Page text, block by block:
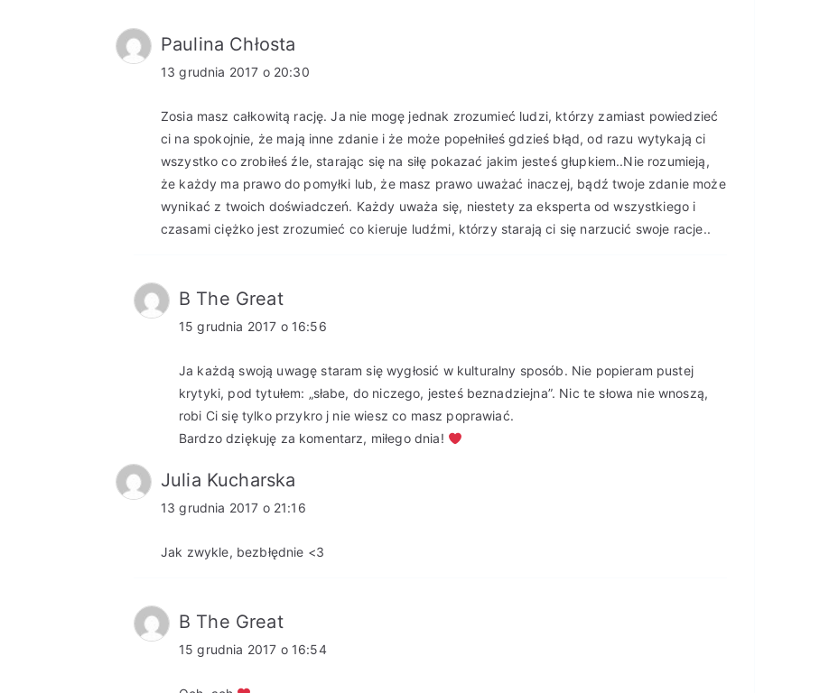
Paulina Chłosta
13 grudnia 2017 o 20:30
Zosia masz całkowitą rację. Ja nie mogę jednak zrozumieć ludzi, którzy zamiast powiedzieć
ci na spokojnie, że mają inne zdanie i że może popełniłeś gdzieś błąd, od razu wytykają ci
wszystko co zrobiłeś źle, starając się na siłę pokazać jakim jesteś głupkiem..Nie rozumieją,
że każdy ma prawo do pomyłki lub, że masz prawo uważać inaczej, bądź twoje zdanie może
wynikać z twoich doświadczeń. Każdy uważa się, niestety za eksperta od wszystkiego i
czasami ciężko jest zrozumieć co kieruje ludźmi, którzy starają ci się narzucić swoje racje..
B The Great
15 grudnia 2017 o 16:56
Ja każdą swoją uwagę staram się wygłosić w kulturalny sposób. Nie popieram pustej
krytyki, pod tytułem: „słabe, do niczego, jesteś beznadziejna”. Nic te słowa nie wnoszą,
robi Ci się tylko przykro j nie wiesz co masz poprawiać.
Bardzo dziękuję za komentarz, miłego dnia!
Julia Kucharska
13 grudnia 2017 o 21:16
Jak zwykle, bezbłędnie <3
B The Great
15 grudnia 2017 o 16:54